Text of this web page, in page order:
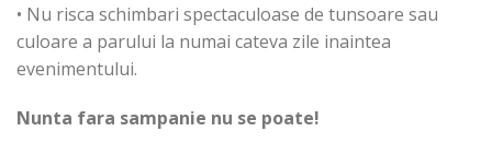
• Nu risca schimbari spectaculoase de tunsoare sau
culoare a parului la numai cateva zile inaintea
evenimentului.
Nunta fara sampanie nu se poate!